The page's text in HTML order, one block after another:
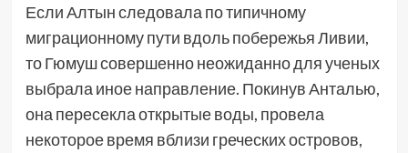
Если Алтын следовала по типичному
миграционному пути вдоль побережья Ливии,
то Гюмуш совершенно неожиданно для ученых
выбрала иное направление. Покинув Анталью,
она пересекла открытые воды, провела
некоторое время вблизи греческих островов,